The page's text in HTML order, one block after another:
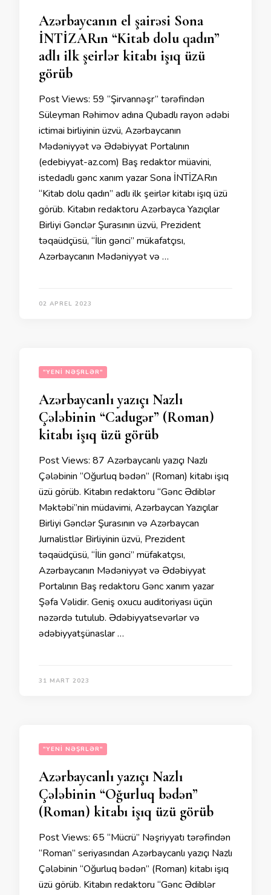
Azərbaycanın el şairəsi Sona
İNTİZARın “Kitab dolu qadın”
adlı ilk şeirlər kitabı işıq üzü
görüb
Post Views: 59 “Şirvannəşr” tərəfindən
Süleyman Rəhimov adına Qubadlı rayon ədəbi
ictimai birliyinin üzvü, Azərbaycanın
Mədəniyyət və Ədəbiyyat Portalının
(edebiyyat-az.com) Baş redaktor müavini,
istedadlı gənc xanım yazar Sona İNTİZARın
“Kitab dolu qadın” adlı ilk şeirlər kitabı işıq üzü
görüb. Kitabın redaktoru Azərbayca Yazıçılar
Birliyi Gənclər Şurasının üzvü, Prezident
təqaüdçüsü, “İlin gənci” mükafatçısı,
Azərbaycanın Mədəniyyət və …
02 APREL 2023
"YENI NƏŞRLƏR"
Azərbaycanlı yazıçı Nazlı
Çələbinin “Cadugər” (Roman)
kitabı işıq üzü görüb
Post Views: 87 Azərbaycanlı yazıçı Nazlı
Çələbinin “Oğurluq bədən” (Roman) kitabı işıq
üzü görüb. Kitabın redaktoru “Gənc Ədiblər
Məktəbi”nin müdavimi, Azərbaycan Yazıçılar
Birliyi Gənclər Şurasının və Azərbaycan
Jurnalistlər Birliyinin üzvü, Prezident
təqaüdçüsü, “İlin gənci” müfakatçısı,
Azərbaycanın Mədəniyyət və Ədəbiyyat
Portalının Baş redaktoru Gənc xanım yazar
Şəfa Vəlidir. Geniş oxucu auditoriyası üçün
nəzərdə tutulub. Ədəbiyyatsevərlər və
ədəbiyyatşünaslar …
31 MART 2023
"YENI NƏŞRLƏR"
Azərbaycanlı yazıçı Nazlı
Çələbinin “Oğurluq bədən”
(Roman) kitabı işıq üzü görüb
Post Views: 65 “Mücrü” Nəşriyyatı tərəfindən
“Roman” seriyasından Azərbaycanlı yazıçı Nazlı
Çələbinin “Oğurluq bədən” (Roman) kitabı işıq
üzü görüb. Kitabın redaktoru “Gənc Ədiblər